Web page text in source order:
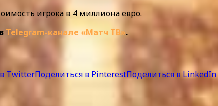
игрока в 4 миллиона евро.
Telegram-канале «Матч ТВ».
TwitterПоделиться в PinterestПоделиться в LinkedIn